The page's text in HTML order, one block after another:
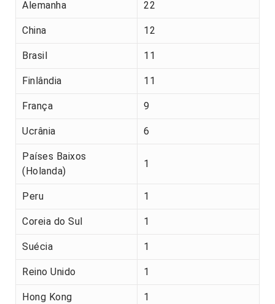
Alemanha 22
China 12
Brasil 11
Finlândia 11
França 9
Ucrânia 6
Países Baixos
(Holanda)
1
Peru 1
Coreia do Sul 1
Suécia 1
Reino Unido 1
Hong Kong 1